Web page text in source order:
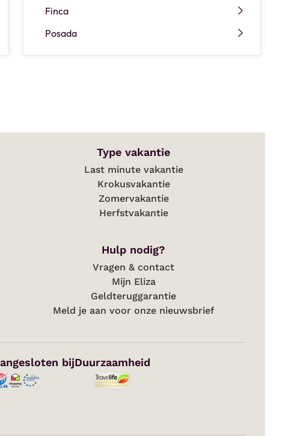
Finca
Posada
Type vakantie
Last minute vakantie
Krokusvakantie
Zomervakantie
Herfstvakantie
Hulp nodig?
Vragen & contact
Mijn Eliza
Geldteruggarantie
Meld je aan voor onze nieuwsbrief
bijDuurzaamheid